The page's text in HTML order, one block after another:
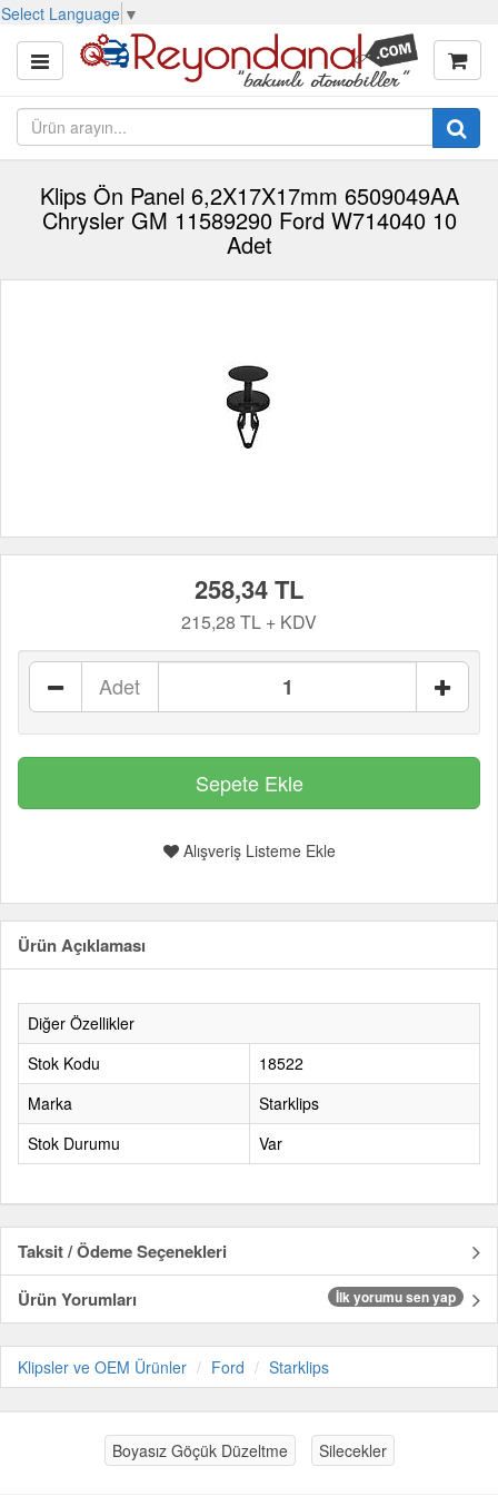
Select Language ▼
Klips Ön Panel 6,2X17X17mm 6509049AA
Chrysler GM 11589290 Ford W714040 10
Adet
258,34 TL
215,28 TL + KDV
Adet
Alışveriş Listeme Ekle
Ürün Açıklaması
Diğer Özellikler
Stok Kodu
18522
Marka
Starklips
Stok Durumu
Var
Taksit / Ödeme Seçenekleri
Ürün Yorumları
İlk yorumu sen yap
Klipsler ve OEM Ürünler Ford Starklips
Boyasız Göçük Düzeltme Silecekler